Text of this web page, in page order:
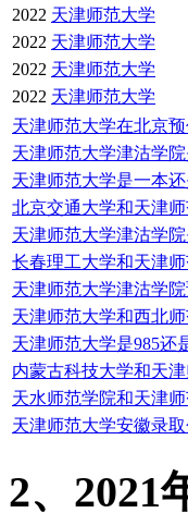
2022 天津师范大学
2022 天津师范大学
2022 天津师范大学
2022 天津师范大学
天津师范大学在北京
天津师范大学津沽学院
天津师范大学是一本
北京交通大学和天津
天津师范大学津沽学
长春理工大学和天津
天津师范大学津沽学
天津师范大学和西北
天津师范大学是985还
内蒙古科技大学和天
天水师范学院和天津
天津师范大学安徽录
2、2021